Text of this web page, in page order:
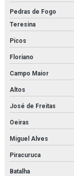
Pedras de Fogo
Teresina
Picos
Floriano
Campo Maior
Altos
José de Freitas
Oeiras
Miguel Alves
Piracuruca
Batalha